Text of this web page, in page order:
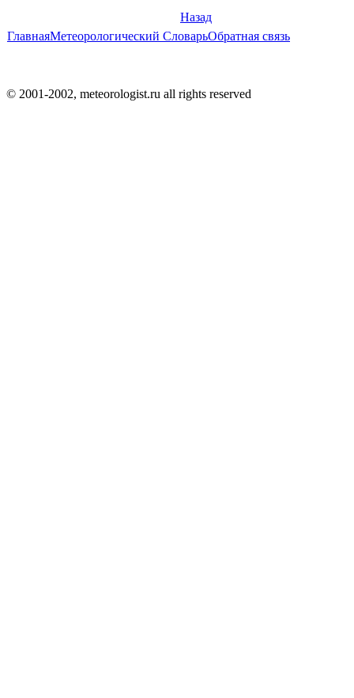
Назад
ГлавнаяМетеорологический СловарьОбратная связь
© 2001-2002, meteorologist.ru all rights reserved